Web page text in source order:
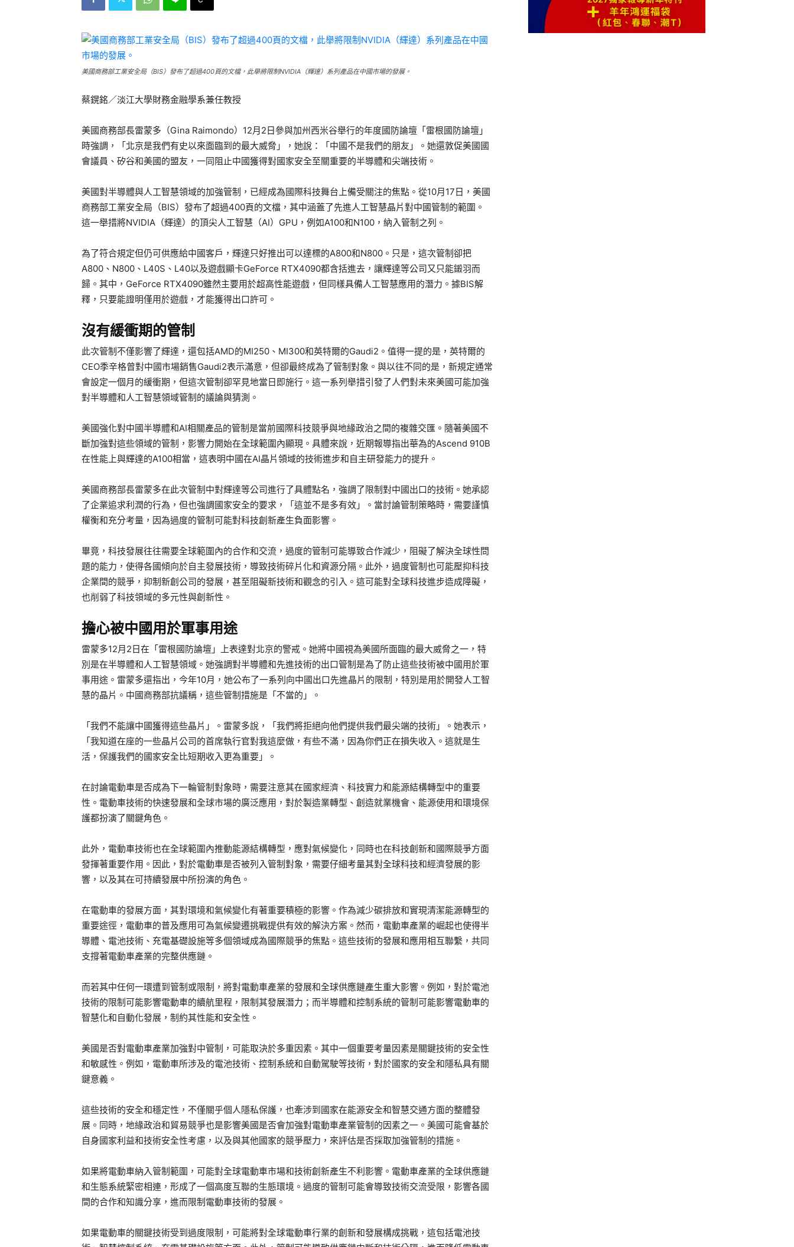
美國商務部工業安全局（BIS）發布了超過400頁的文檔，此舉將限制NVIDIA（輝達）系列產品在中國市場的發展。
蔡鎤銘／淡江大學財務金融學系兼任教授
美國商務部長雷蒙多（Gina Raimondo）12月2日參與加州西米谷舉行的年度國防論壇「雷根國防論壇」
時強調，「北京是我們有史以來面臨到的最大威脅」，她說：「中國不是我們的朋友」。她還敦促美國國
會議員、矽谷和美國的盟友，一同阻止中國獲得對國家安全至關重要的半導體和尖端技術。
美國對半導體與人工智慧領域的加強管制，已經成為國際科技舞台上備受關注的焦點。從10月17日，美國
商務部工業安全局（BIS）發布了超過400頁的文檔，其中涵蓋了先進人工智慧晶片對中國管制的範圍。
這一舉措將NVIDIA（輝達）的頂尖人工智慧（AI）GPU，例如A100和N100，納入管制之列。
為了符合規定但仍可供應給中國客戶，輝達只好推出可以達標的A800和N800。只是，這次管制卻把
A800、N800、L40S、L40以及遊戲顯卡GeForce RTX4090都含括進去，讓輝達等公司又只能鎩羽而
歸。其中，GeForce RTX4090雖然主要用於超高性能遊戲，但同樣具備人工智慧應用的潛力。據BIS解
釋，只要能證明僅用於遊戲，才能獲得出口許可。
沒有緩衝期的管制
此次管制不僅影響了輝達，還包括AMD的MI250、MI300和英特爾的Gaudi2。值得一提的是，英特爾的
CEO季辛格曾對中國市場銷售Gaudi2表示滿意，但卻最終成為了管制對象。與以往不同的是，新規定通常
會設定一個月的緩衝期，但這次管制卻罕見地當日即施行。這一系列舉措引發了人們對未來美國可能加強
對半導體和人工智慧領域管制的議論與猜測。
美國強化對中國半導體和AI相關產品的管制是當前國際科技競爭與地緣政治之間的複雜交匯。隨著美國不
斷加強對這些領域的管制，影響力開始在全球範圍內顯現。具體來說，近期報導指出華為的Ascend 910B
在性能上與輝達的A100相當，這表明中國在AI晶片領域的技術進步和自主研發能力的提升。
美國商務部長雷蒙多在此次管制中對輝達等公司進行了具體點名，強調了限制對中國出口的技術。她承認
了企業追求利潤的行為，但也強調國家安全的要求，「這並不是多有效」。當討論管制策略時，需要謹慎
權衡和充分考量，因為過度的管制可能對科技創新產生負面影響。
畢竟，科技發展往往需要全球範圍內的合作和交流，過度的管制可能導致合作減少，阻礙了解決全球性問
題的能力，使得各國傾向於自主發展技術，導致技術碎片化和資源分隔。此外，過度管制也可能壓抑科技
企業間的競爭，抑制新創公司的發展，甚至阻礙新技術和觀念的引入。這可能對全球科技進步造成障礙，
也削弱了科技領域的多元性與創新性。
擔心被中國用於軍事用途
雷蒙多12月2日在「雷根國防論壇」上表達對北京的警戒。她將中國視為美國所面臨的最大威脅之一，特
別是在半導體和人工智慧領域。她強調對半導體和先進技術的出口管制是為了防止這些技術被中國用於軍
事用途。雷蒙多還指出，今年10月，她公布了一系列向中國出口先進晶片的限制，特別是用於開發人工智
慧的晶片。中國商務部抗議稱，這些管制措施是「不當的」。
「我們不能讓中國獲得這些晶片」。雷蒙多說，「我們將拒絕向他們提供我們最尖端的技術」。她表示，
「我知道在座的一些晶片公司的首席執行官對我這麼做，有些不滿，因為你們正在損失收入。這就是生
活，保護我們的國家安全比短期收入更為重要」。
在討論電動車是否成為下一輪管制對象時，需要注意其在國家經濟、科技實力和能源結構轉型中的重要
性。電動車技術的快速發展和全球市場的廣泛應用，對於製造業轉型、創造就業機會、能源使用和環境保
護都扮演了關鍵角色。
此外，電動車技術也在全球範圍內推動能源結構轉型，應對氣候變化，同時也在科技創新和國際競爭方面
發揮著重要作用。因此，對於電動車是否被列入管制對象，需要仔細考量其對全球科技和經濟發展的影
響，以及其在可持續發展中所扮演的角色。
在電動車的發展方面，其對環境和氣候變化有著重要積極的影響。作為減少碳排放和實現清潔能源轉型的
重要途徑，電動車的普及應用可為氣候變遷挑戰提供有效的解決方案。然而，電動車產業的崛起也使得半
導體、電池技術、充電基礎設施等多個領域成為國際競爭的焦點。這些技術的發展和應用相互聯繫，共同
支撐著電動車產業的完整供應鏈。
而若其中任何一環遭到管制或限制，將對電動車產業的發展和全球供應鏈產生重大影響。例如，對於電池
技術的限制可能影響電動車的續航里程，限制其發展潛力；而半導體和控制系統的管制可能影響電動車的
智慧化和自動化發展，制約其性能和安全性。
美國是否對電動車產業加強對中管制，可能取決於多重因素。其中一個重要考量因素是關鍵技術的安全性
和敏感性。例如，電動車所涉及的電池技術、控制系統和自動駕駛等技術，對於國家的安全和隱私具有關
鍵意義。
這些技術的安全和穩定性，不僅關乎個人隱私保護，也牽涉到國家在能源安全和智慧交通方面的整體發
展。同時，地緣政治和貿易競爭也是影響美國是否會加強對電動車產業管制的因素之一。美國可能會基於
自身國家利益和技術安全性考慮，以及與其他國家的競爭壓力，來評估是否採取加強管制的措施。
如果將電動車納入管制範圍，可能對全球電動車市場和技術創新產生不利影響。電動車產業的全球供應鏈
和生態系統緊密相連，形成了一個高度互聯的生態環境。過度的管制可能會導致技術交流受限，影響各國
間的合作和知識分享，進而限制電動車技術的發展。
如果電動車的關鍵技術受到過度限制，可能將對全球電動車行業的創新和發展構成挑戰，這包括電池技